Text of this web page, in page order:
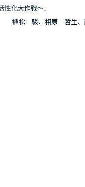
化大作戦～」
植松 駿、相原 哲生、